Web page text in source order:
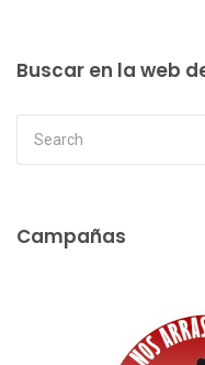
Buscar en la web
Campañas